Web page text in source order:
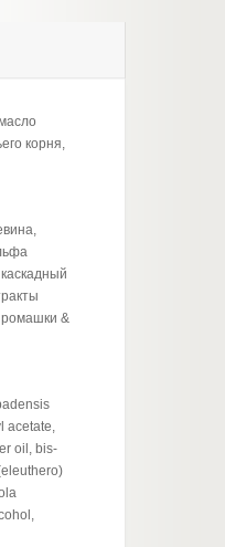
корня,
ромашки &
acetate,
oil, bis-